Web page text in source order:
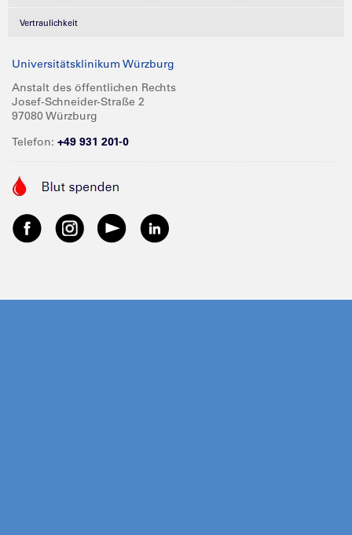
Vertraulichkeit
Universitätsklinikum Würzburg
Anstalt des öffentlichen Rechts
Josef-Schneider-Straße 2
97080 Würzburg
Telefon: +49 931 201-0